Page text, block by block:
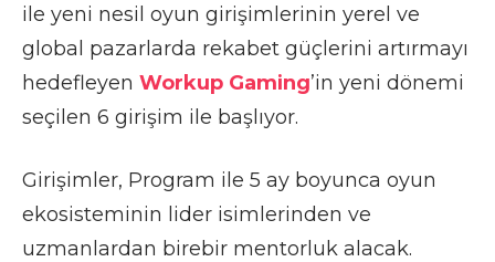
ile yeni nesil oyun girişimlerinin yerel ve
global pazarlarda rekabet güçlerini artırmayı
hedefleyen Workup Gaming’in yeni dönemi
seçilen 6 girişim ile başlıyor.
Girişimler, Program ile 5 ay boyunca oyun
ekosisteminin lider isimlerinden ve
uzmanlardan birebir mentorluk alacak.